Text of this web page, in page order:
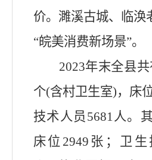
价。濉溪古城、临涣
“皖美消费新场景”。
2023年末全县
个(含村卫生室)，床
技术人员5681人。
床位2949张；卫生